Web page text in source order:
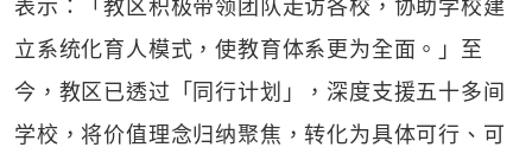
立系统化育人模式，使教育体系更为全面。」至
今，教区已透过「同行计划」，深度支援五十多间
学校，将价值理念归纳聚焦，转化为具体可行、可